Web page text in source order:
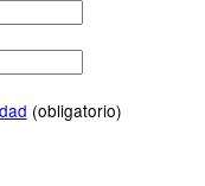
(obligatorio)